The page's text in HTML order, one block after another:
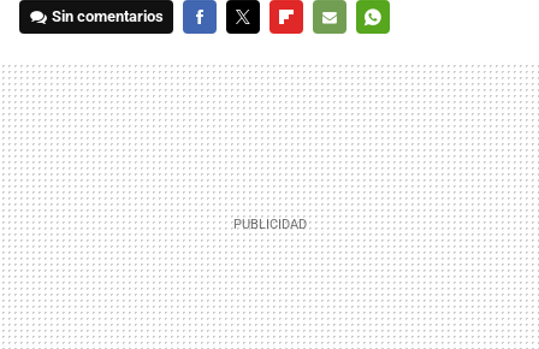
Sin comentarios
MAIL